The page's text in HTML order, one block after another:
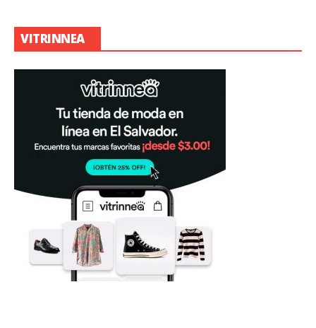
VITRINNEA